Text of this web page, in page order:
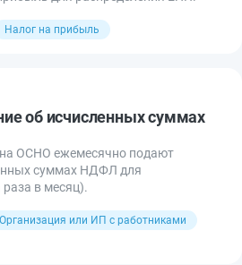
Налог на прибыль
об исчисленных суммах
ОСНО ежемесячно подают
суммах НДФЛ для
в месяц).
Организация или ИП с работниками